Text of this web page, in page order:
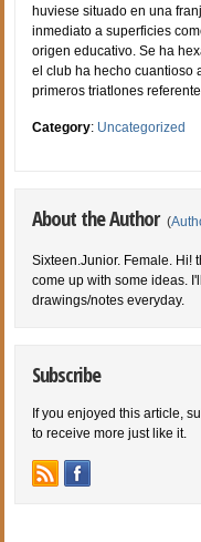
huviese situado en una
inmediato a superficies
origen educativo. Se ha
el club ha hecho cuantioso
primeros triatlones
Category: Uncategorized
About the Author (
Sixteen.Junior. Female. Hi!
come up with some ideas.
drawings/notes everyday.
Subscribe
If you enjoyed this article,
to receive more just like it.